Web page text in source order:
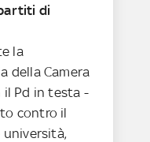
di
la
della Camera
il Pd in testa -
contro il